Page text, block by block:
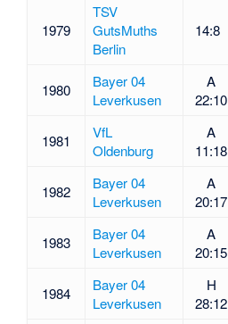
1979
TSV
GutsMuths
Berlin
14:8
1980
Bayer 04
Leverkusen
A
22:10
1981
VfL
Oldenburg
A
11:18
1982
Bayer 04
Leverkusen
A
20:17
1983
Bayer 04
Leverkusen
A
20:15
1984
Bayer 04
Leverkusen
H
28:12